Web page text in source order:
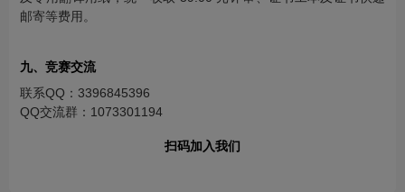
邮寄等费用。
九、竞赛交流
联系QQ：3396845396
QQ交流群：1073301194
扫码加入我们